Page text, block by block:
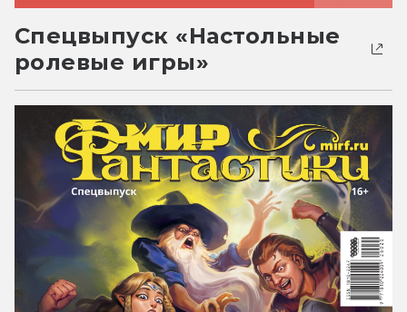
Спецвыпуск «Настольные
ролевые игры»